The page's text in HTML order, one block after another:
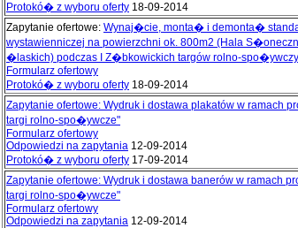
Protokó� z wyboru oferty 18-09-2014
Zapytanie ofertowe: Wynaj�cie, monta� i demonta�
wystawienniczej na powierzchni ok. 800m2 (Hala
�laskich) podczas I Z�bkowickich targów rolno-
Formularz ofertowy
Protokó� z wyboru oferty 18-09-2014
Zapytanie ofertowe: Wydruk i dostawa plakatów w ramach
targi rolno-spo�ywcze"
Formularz ofertowy
Odpowiedzi na zapytania 12-09-2014
Protokó� z wyboru oferty 17-09-2014
Zapytanie ofertowe: Wydruk i dostawa banerów w ramach
targi rolno-spo�ywcze"
Formularz ofertowy
Odpowiedzi na zapytania 12-09-2014